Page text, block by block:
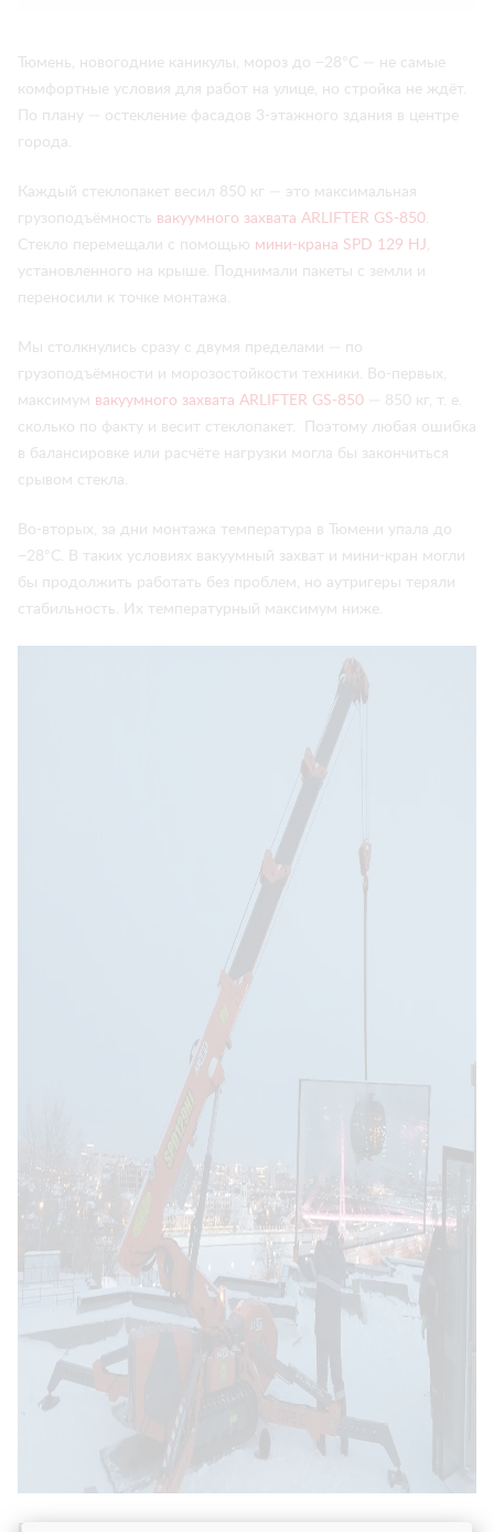
Тюмень, новогодние каникулы, мороз до −28°C — не самые
комфортные условия для работ на улице, но стройка не ждёт.
По плану — остекление фасадов 3-этажного здания в центре
города.
Каждый стеклопакет весил 850 кг — это максимальная
грузоподъёмность вакуумного захвата ARLIFTER GS-850.
Стекло перемещали с помощью мини-крана SPD 129 HJ,
установленного на крыше. Поднимали пакеты с земли и
переносили к точке монтажа.
Мы столкнулись сразу с двумя пределами — по
грузоподъёмности и морозостойкости техники. Во-первых,
максимум вакуумного захвата ARLIFTER GS-850 — 850 кг, т. е.
сколько по факту и весит стеклопакет. Поэтому любая ошибка
в балансировке или расчёте нагрузки могла бы закончиться
срывом стекла.
Во-вторых, за дни монтажа температура в Тюмени упала до
−28°C. В таких условиях вакуумный захват и мини-кран могли
бы продолжить работать без проблем, но аутригеры теряли
стабильность. Их температурный максимум ниже.